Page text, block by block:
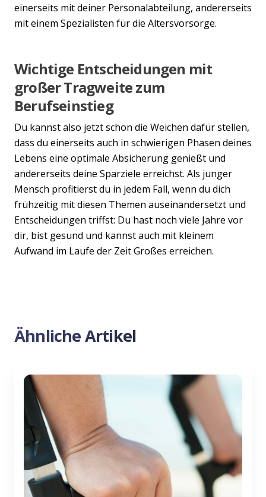
einerseits mit deiner Personalabteilung, andererseits
mit einem Spezialisten für die Altersvorsorge.
Wichtige Entscheidungen mit
großer Tragweite zum
Berufseinstieg
Du kannst also jetzt schon die Weichen dafür stellen,
dass du einerseits auch in schwierigen Phasen deines
Lebens eine optimale Absicherung genießt und
andererseits deine Sparziele erreichst. Als junger
Mensch profitierst du in jedem Fall, wenn du dich
frühzeitig mit diesen Themen auseinandersetzt und
Entscheidungen triffst: Du hast noch viele Jahre vor
dir, bist gesund und kannst auch mit kleinem
Aufwand im Laufe der Zeit Großes erreichen.
Ähnliche Artikel